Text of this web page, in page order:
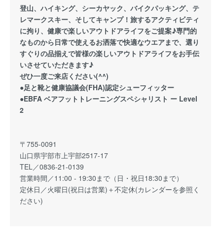
登山、ハイキング、シーカヤック、バイクパッキング、テ
レマークスキー、そしてキャンプ！旅するアクティビティ
に拘り、健康で楽しいアウトドアライフをご提案♪専門的
なものから日常で使えるお洒落で快適なウエアまで、選り
すぐりの品揃えで皆様の楽しいアウトドアライフをお手伝
いさせていただきます♪
ぜひ一度ご来店ください(^^)
●足と靴と健康協議会(FHA)認定シューフィッター
●EBFA ベアフットトレーニングスペシャリスト ー Level
2
〒755-0091
山口県宇部市上宇部2517-17
TEL／0836-21-0139
営業時間／11:00 - 19:30まで（日・祝日18:30まで）
定休日／火曜日(祝日は営業)＋不定休(カレンダーを参照く
ださい)